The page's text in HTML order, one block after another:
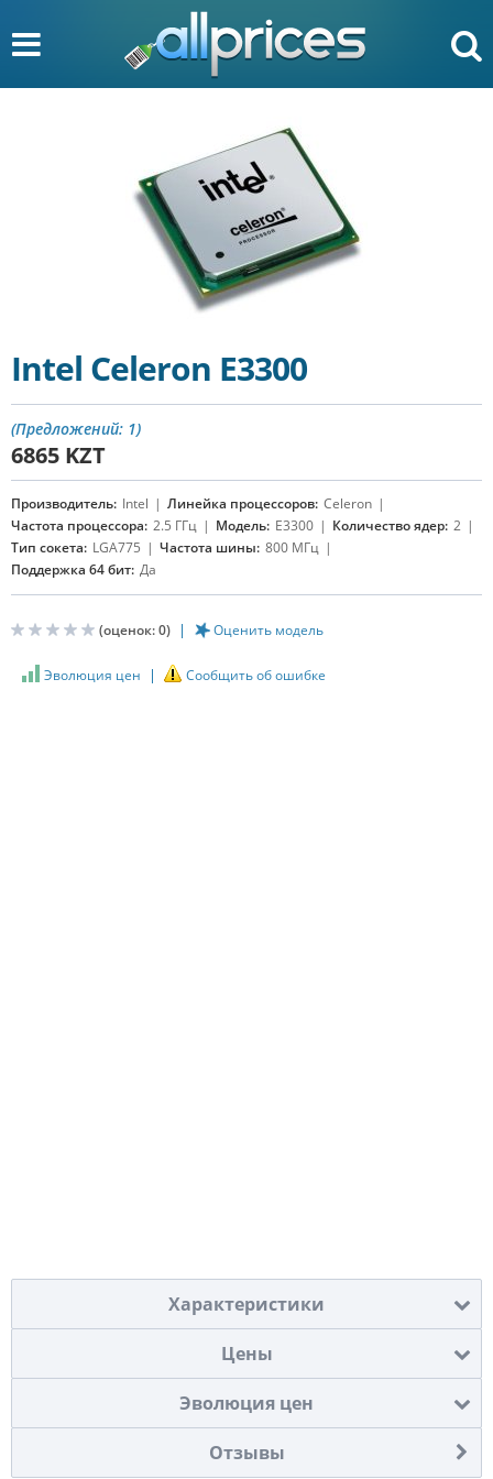
Intel Celeron E3300
(Предложений: 1)
6865 KZT
Производитель: Intel Линейка процессоров: Celeron
Частота процессора: 2.5 ГГц Модель: E3300 Количество ядер: 2
Тип сокета: LGA775 Частота шины: 800 МГц
Поддержка 64 бит: Да
(оценок:0) Оценить модель
Эволюция цен Сообщить об ошибке
Характеристики
Цены
Эволюция цен
Отзывы